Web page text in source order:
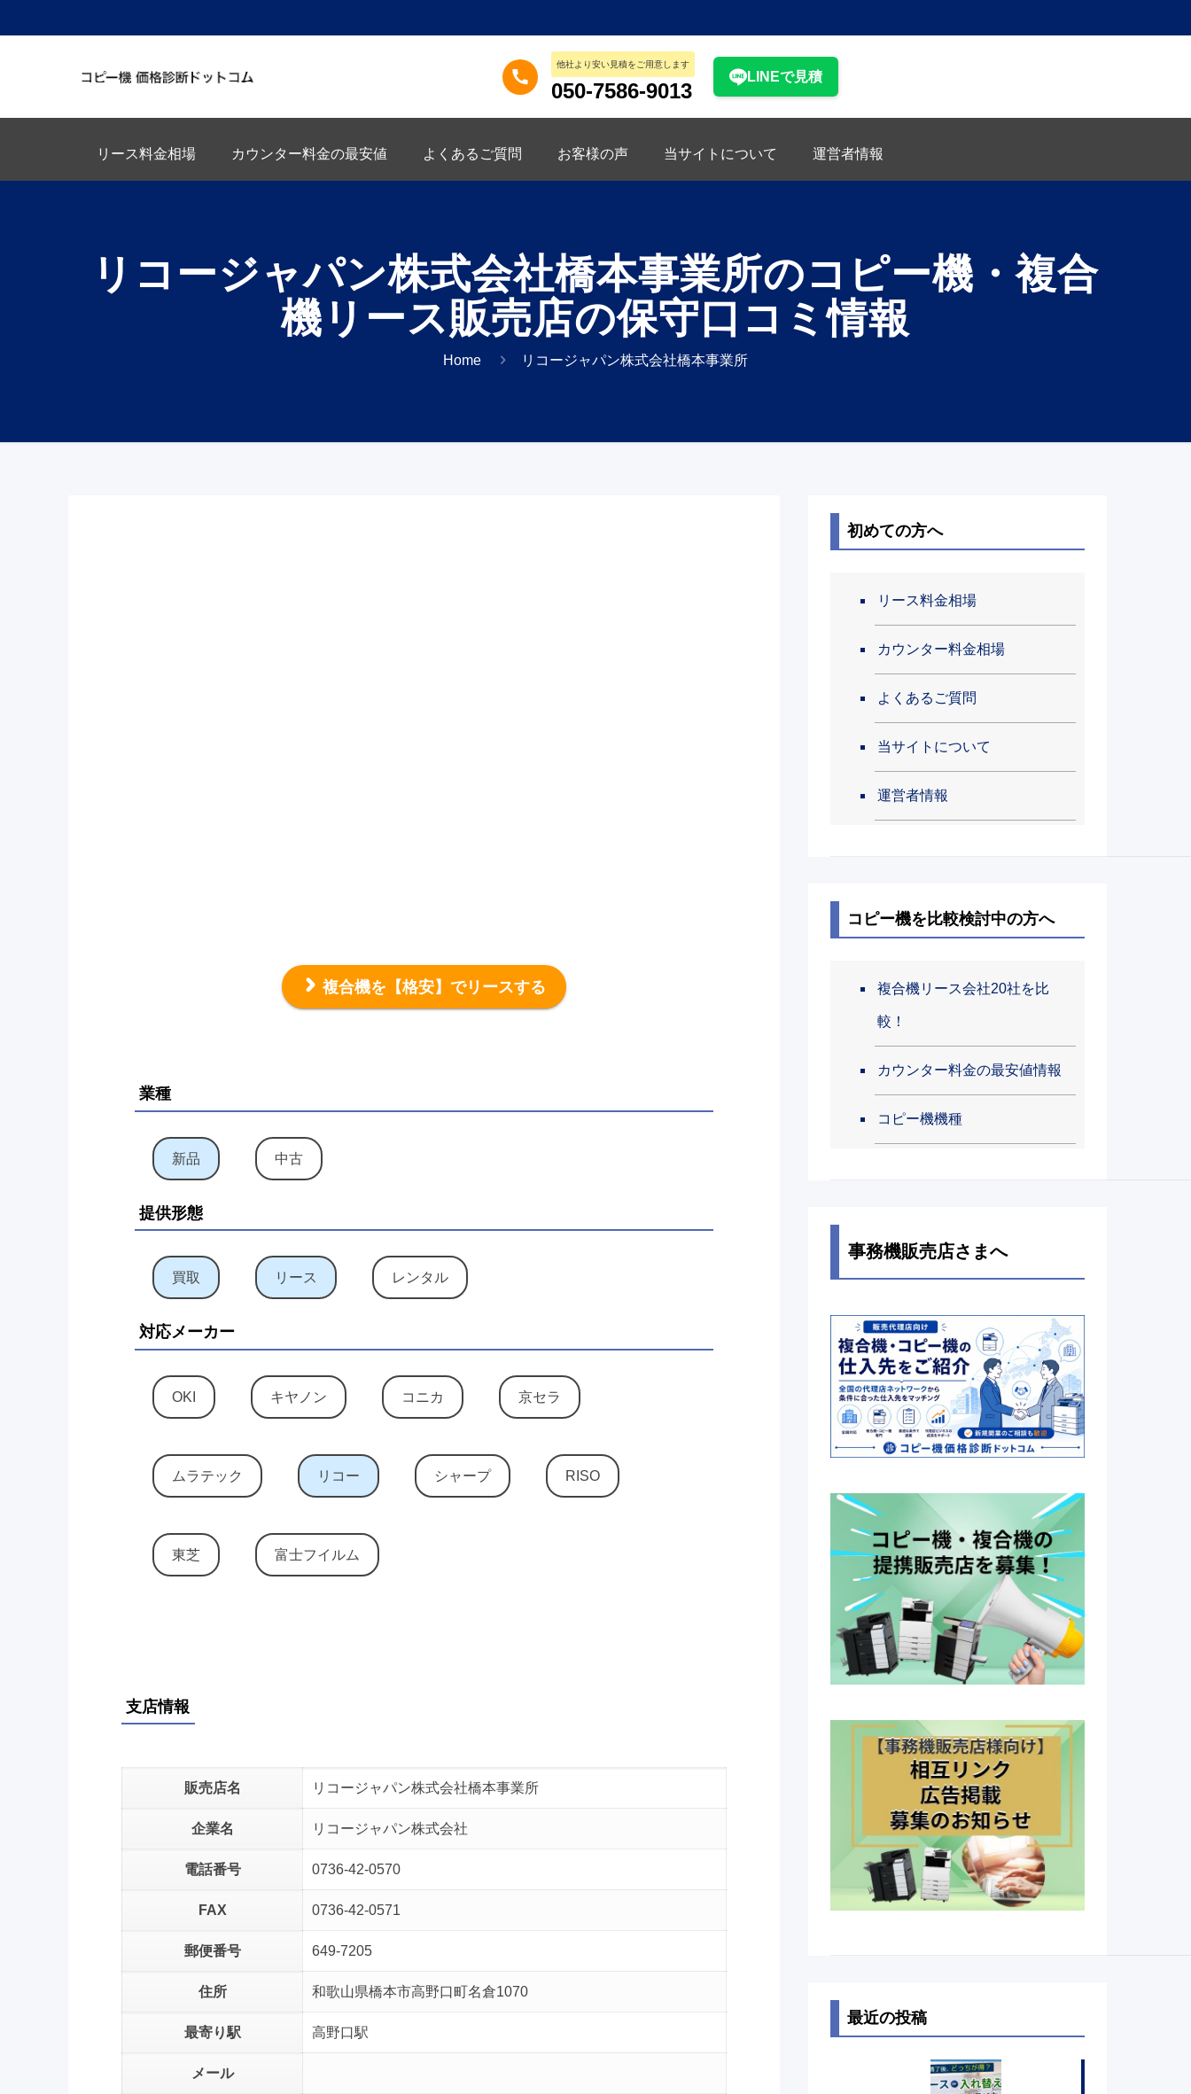
他社より安い見積をご用意します
050-7586-9013
LINEで見積
リース料金相場 カウンター料金の最安値 よくあるご質問 お客様の声 当サイトについて 運営者情報
リコージャパン株式会社橋本事業所のコピー機・複合
機リース販売店の保守口コミ情報
Home リコージャパン株式会社橋本事業所
複合機を 【格安】でリースする
業種
新品 中古
提供形態
買取 リース レンタル
対応メーカー
OKI キヤノン コニカ 京セラ
ムラテック リコー シャープ RISO
東芝 富士フイルム
支店情報
販売店名 リコージャパン株式会社橋本事業所
企業名 リコージャパン株式会社
電話番号 0736-42-0570
FAX 0736-42-0571
郵便番号 649-7205
住所 和歌山県橋本市高野口町名倉1070
最寄り駅 高野口駅
メール
初めての方へ
リース料金相場
カウンター料金相場
よくあるご質問
当サイトについて
運営者情報
コピー機を比較検討中の方へ
複合機リース会社20社を比
較！
カウンター料金の最安値情報
コピー機機種
事務機販売店さまへ
最近の投稿